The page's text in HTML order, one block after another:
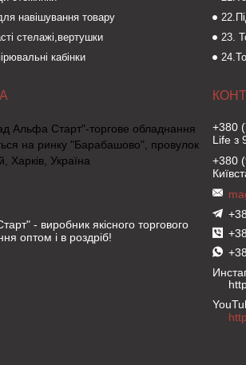
навішування товару
стелажі,вертушки
кабінки
23.
Альфа Старт"-торгове обладнання
на ринку "Барабашово", провулок
Харків, Україна
- виробник якісного торгового
оптом і в роздріб!
+380
Life з
+380